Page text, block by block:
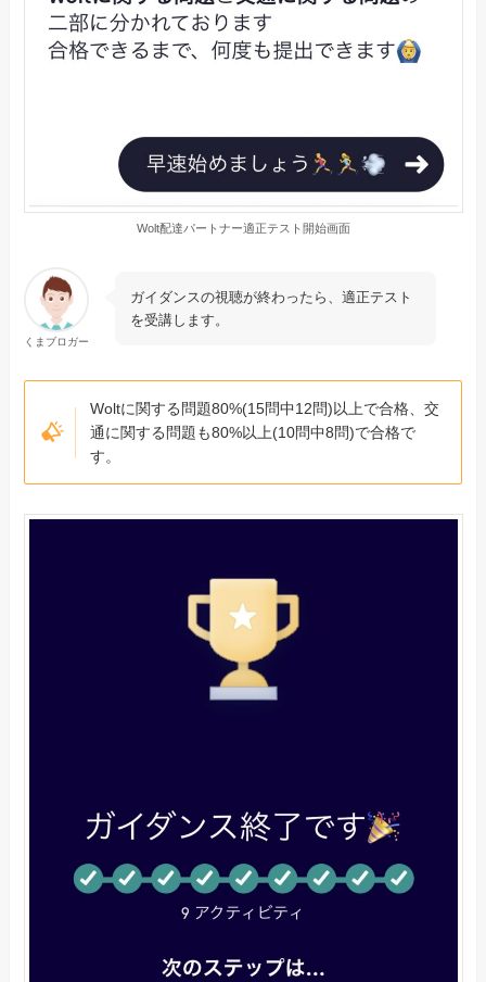
Wolt配達パートナー適正テスト開始画面
くまブロガー
ガイダンスの視聴が終わったら、適正テスト
を受講します。
Woltに関する問題80%(15問中12問)以上で合格、交
通に関する問題も80%以上(10問中8問)で合格で
す。